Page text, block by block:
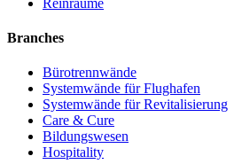
Branches
Bürotrennwände
Systemwände für Flughafen
Systemwände für Revitalisierung
Care & Cure
Bildungswesen
Hospitality